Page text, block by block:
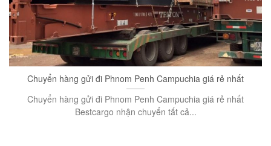
Chuyển hàng gửi đi Phnom Penh Campuchia giá rẻ nhất
Chuyển hàng gửi đi Phnom Penh Campuchia giá rẻ nhất
Bestcargo nhận chuyển tất cả...